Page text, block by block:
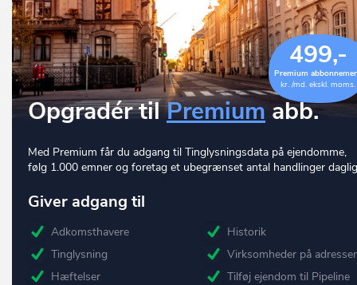
499,-
Premium
kr. /md. ekskl. moms.
Opgradér tilPremium abb.
Med Premium får du adgang til Tinglysningsdata på ejendomme,
følg 1.000 emner og foretag et ubegrænset antal handlinger
Giver adgang til
Adkomsthavere
Tinglysning
Hæftelser
Historik
Virksomheder på
Tilføj ejendom til Pipeline